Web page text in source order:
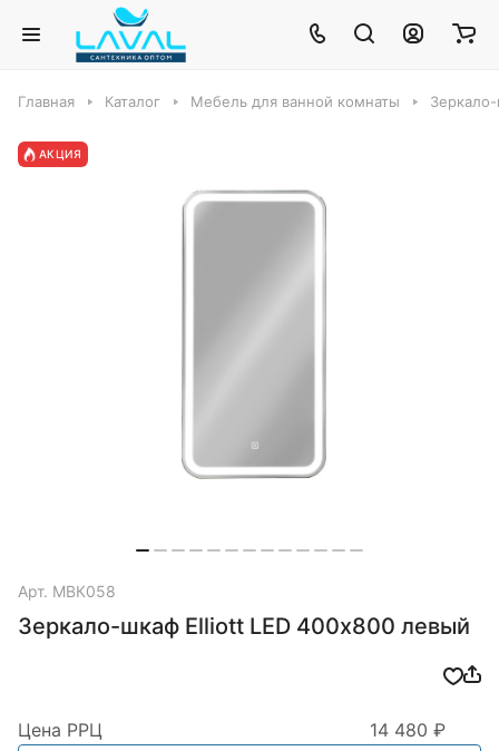
Главная Каталог Мебель для ванной комнаты
АКЦИЯ
Арт. МВК058
Зеркало-шкаф Elliott LED 400х800 левый
Цена РРЦ 14 480 ₽